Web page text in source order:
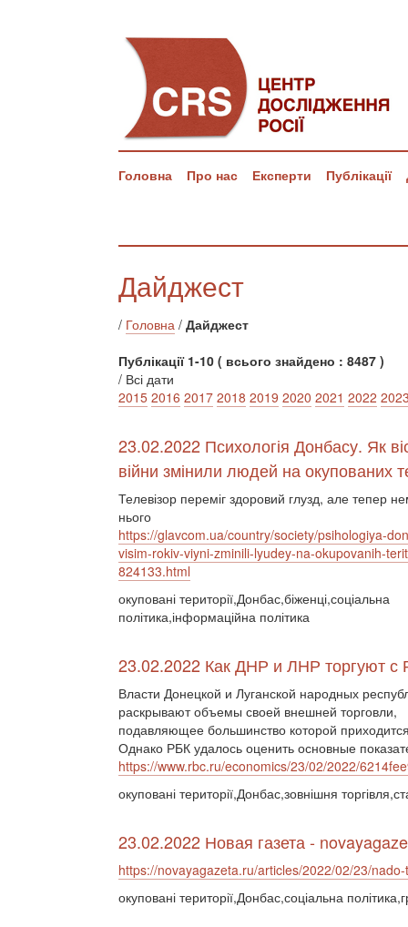
Головна Про нас Експерти Публікації
Дайджест
/ Головна / Дайджест
Публікації 1-10 ( всього знайдено : 8487 )
/ Всі дати
2015 2016 2017 2018 2019 2020 2021 2022
23.02.2022 Психологія Донбасу. Як
війни змінили людей на окупованих
Телевізор переміг здоровий глузд, але тепер
нього
https://glavcom.ua/country/society/psihologiya-
visim-rokiv-viyni-zminili-lyudey-na-okupovanih-
824133.html
окуповані території,Донбас,біженці,соціальна
політика,інформаційна політика
23.02.2022 Как ДНР и ЛНР торгуют с
Власти Донецкой и Луганской народных
раскрывают объемы своей внешней торговли,
подавляющее большинство которой
Однако РБК удалось оценить основные
https://www.rbc.ru/economics/23/02/2022/
окуповані території,Донбас,зовнішня
23.02.2022 Новая газета -
https://novayagazeta.ru/articles/2022/02/23/
окуповані території,Донбас,соціальна